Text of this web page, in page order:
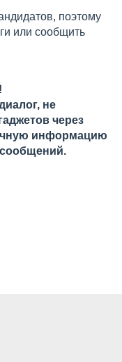
поэтому
или сообщить
не
через
информацию